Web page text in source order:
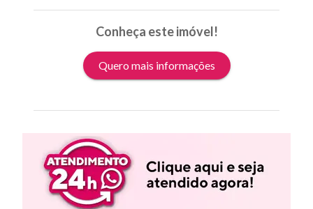
Conheça este imóvel!
Quero mais informações